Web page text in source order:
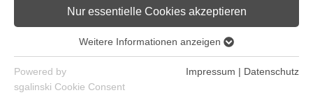
Mitten Drin und Außen vor
ein, daran mitzuwirken, dass sich möglichst alle "Mitten drin"
voll entfalten können und niemand mehr "Außen vor" bleibt.
Nur essentielle Cookies akzeptieren
Essentielle Cookies werden für grundlegende Funktionen der
Webseite benötigt. Dadurch ist gewährleistet, dass die
Weitere Informationen anzeigen
Powered by
sgalinski Cookie Consent
Impressum | Datenschutz